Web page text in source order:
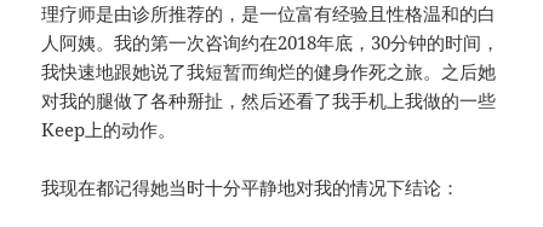
理疗师是由诊所推荐的，是一位富有经验且性格温和的白
人阿姨。我的第一次咨询约在2018年底，30分钟的时间，
我快速地跟她说了我短暂而绚烂的健身作死之旅。之后她
对我的腿做了各种掰扯，然后还看了我手机上我做的一些
Keep上的动作。
我现在都记得她当时十分平静地对我的情况下结论：